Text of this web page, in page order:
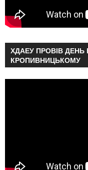
ХДАЕУ ПРОВІВ ДЕНЬ
КРОПИВНИЦЬКОМУ